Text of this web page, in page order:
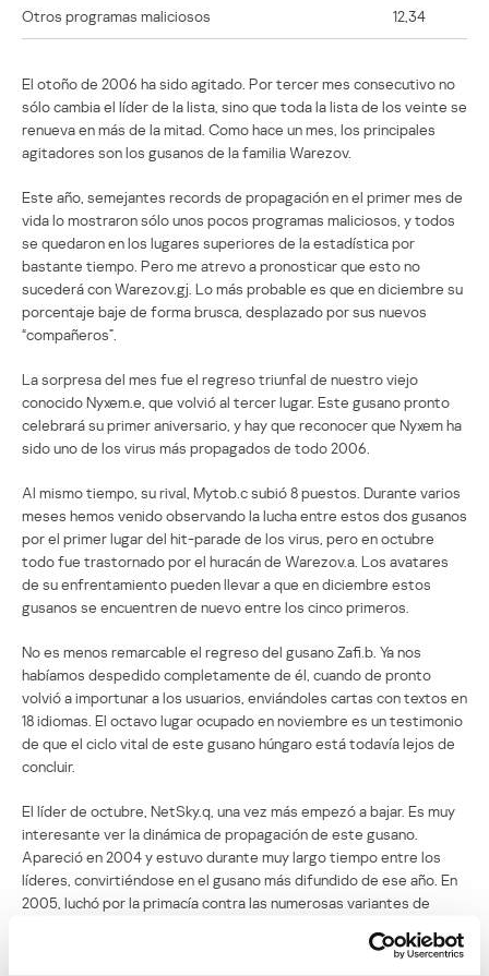
Otros programas maliciosos 12,34
El otoño de 2006 ha sido agitado. Por tercer mes consecutivo no
sólo cambia el líder de la lista, sino que toda la lista de los veinte se
renueva en más de la mitad. Como hace un mes, los principales
agitadores son los gusanos de la familia Warezov.
Este año, semejantes records de propagación en el primer mes de
vida lo mostraron sólo unos pocos programas maliciosos, y todos
se quedaron en los lugares superiores de la estadística por
bastante tiempo. Pero me atrevo a pronosticar que esto no
sucederá con Warezov.gj. Lo más probable es que en diciembre su
porcentaje baje de forma brusca, desplazado por sus nuevos
“compañeros”.
La sorpresa del mes fue el regreso triunfal de nuestro viejo
conocido Nyxem.e, que volvió al tercer lugar. Este gusano pronto
celebrará su primer aniversario, y hay que reconocer que Nyxem ha
sido uno de los virus más propagados de todo 2006.
Al mismo tiempo, su rival, Mytob.c subió 8 puestos. Durante varios
meses hemos venido observando la lucha entre estos dos gusanos
por el primer lugar del hit-parade de los virus, pero en octubre
todo fue trastornado por el huracán de Warezov.a. Los avatares
de su enfrentamiento pueden llevar a que en diciembre estos
gusanos se encuentren de nuevo entre los cinco primeros.
No es menos remarcable el regreso del gusano Zafi.b. Ya nos
habíamos despedido completamente de él, cuando de pronto
volvió a importunar a los usuarios, enviándoles cartas con textos en
18 idiomas. El octavo lugar ocupado en noviembre es un testimonio
de que el ciclo vital de este gusano húngaro está todavía lejos de
concluir.
El líder de octubre, NetSky.q, una vez más empezó a bajar. Es muy
interesante ver la dinámica de propagación de este gusano.
Apareció en 2004 y estuvo durante muy largo tiempo entre los
líderes, convirtiéndose en el gusano más difundido de ese año. En
2005, luchó por la primacía contra las numerosas variantes de
hasta el primer lugar, como caídas fuera de los límites de la lista de